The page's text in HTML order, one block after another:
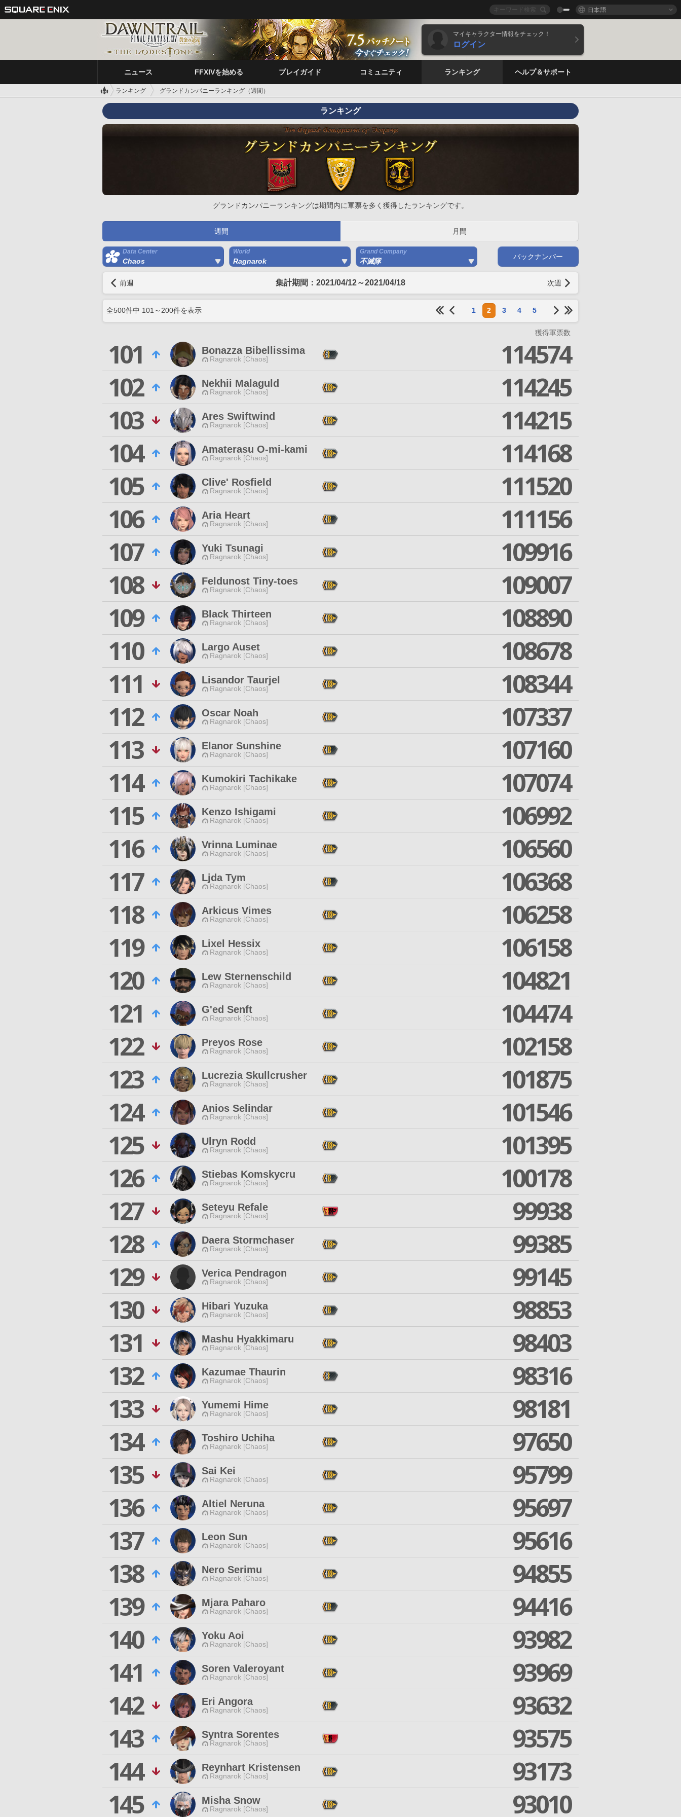
日本語
マイキャラクター情報をチェック！
ログイン
ニュース FFXIVを始める プレイガイド コミュニティ ランキング ヘルプ＆サポート
ランキング グランドカンパニーランキング（週間）
ランキング
グランドカンパニーランキングは期間内に軍票を多く獲得したランキングです。
週間 月間
Data Center
Chaos
World
Ragnarok
Grand Company
不滅隊
バックナンバー
前週 集計期間：2021/04/12～2021/04/18 次週
全500件中 101 ～ 200件を表示 1 2 3 4 5
獲得軍票数
101 Bonazza Bibellissima
Ragnarok [Chaos]
114574
102
Nekhii Malaguld
Ragnarok [Chaos]
114245
103
Ares Swiftwind
Ragnarok [Chaos]
114215
104
Amaterasu O-mi-kami
Ragnarok [Chaos]
114168
105
Clive' Rosfield
Ragnarok [Chaos]
111520
106
Aria Heart
Ragnarok [Chaos]
111156
107
Yuki Tsunagi
Ragnarok [Chaos]
109916
108
Feldunost Tiny-toes
Ragnarok [Chaos]
109007
109
Black Thirteen
Ragnarok [Chaos]
108890
110
Largo Auset
Ragnarok [Chaos]
108678
111
Lisandor Taurjel
Ragnarok [Chaos]
108344
112
Oscar Noah
Ragnarok [Chaos]
107337
113
Elanor Sunshine
Ragnarok [Chaos]
107160
114
Kumokiri Tachikake
Ragnarok [Chaos]
107074
115
Kenzo Ishigami
Ragnarok [Chaos]
106992
116
Vrinna Luminae
Ragnarok [Chaos]
106560
117
Ljda Tym
Ragnarok [Chaos]
106368
118
Arkicus Vimes
Ragnarok [Chaos]
106258
119
Lixel Hessix
Ragnarok [Chaos]
106158
120
Lew Sternenschild
Ragnarok [Chaos]
104821
121
G'ed Senft
Ragnarok [Chaos]
104474
122
Preyos Rose
Ragnarok [Chaos]
102158
123
Lucrezia Skullcrusher
Ragnarok [Chaos]
101875
124
Anios Selindar
Ragnarok [Chaos]
101546
125
Ulryn Rodd
Ragnarok [Chaos]
101395
126
Stiebas Komskycru
Ragnarok [Chaos]
100178
127
Seteyu Refale
Ragnarok [Chaos]
99938
128
Daera Stormchaser
Ragnarok [Chaos]
99385
129
Verica Pendragon
Ragnarok [Chaos]
99145
130
Hibari Yuzuka
Ragnarok [Chaos]
98853
131
Mashu Hyakkimaru
Ragnarok [Chaos]
98403
132
Kazumae Thaurin
Ragnarok [Chaos]
98316
133
Yumemi Hime
Ragnarok [Chaos]
98181
134
Toshiro Uchiha
Ragnarok [Chaos]
97650
135
Sai Kei
Ragnarok [Chaos]
95799
136
Altiel Neruna
Ragnarok [Chaos]
95697
137
Leon Sun
Ragnarok [Chaos]
95616
138
Nero Serimu
Ragnarok [Chaos]
94855
139
Mjara Paharo
Ragnarok [Chaos]
94416
140
Yoku Aoi
Ragnarok [Chaos]
93982
141
Soren Valeroyant
Ragnarok [Chaos]
93969
142
Eri Angora
Ragnarok [Chaos]
93632
143
Syntra Sorentes
Ragnarok [Chaos]
93575
144
Reynhart Kristensen
Ragnarok [Chaos]
93173
145
Misha Snow
Ragnarok [Chaos] 93010